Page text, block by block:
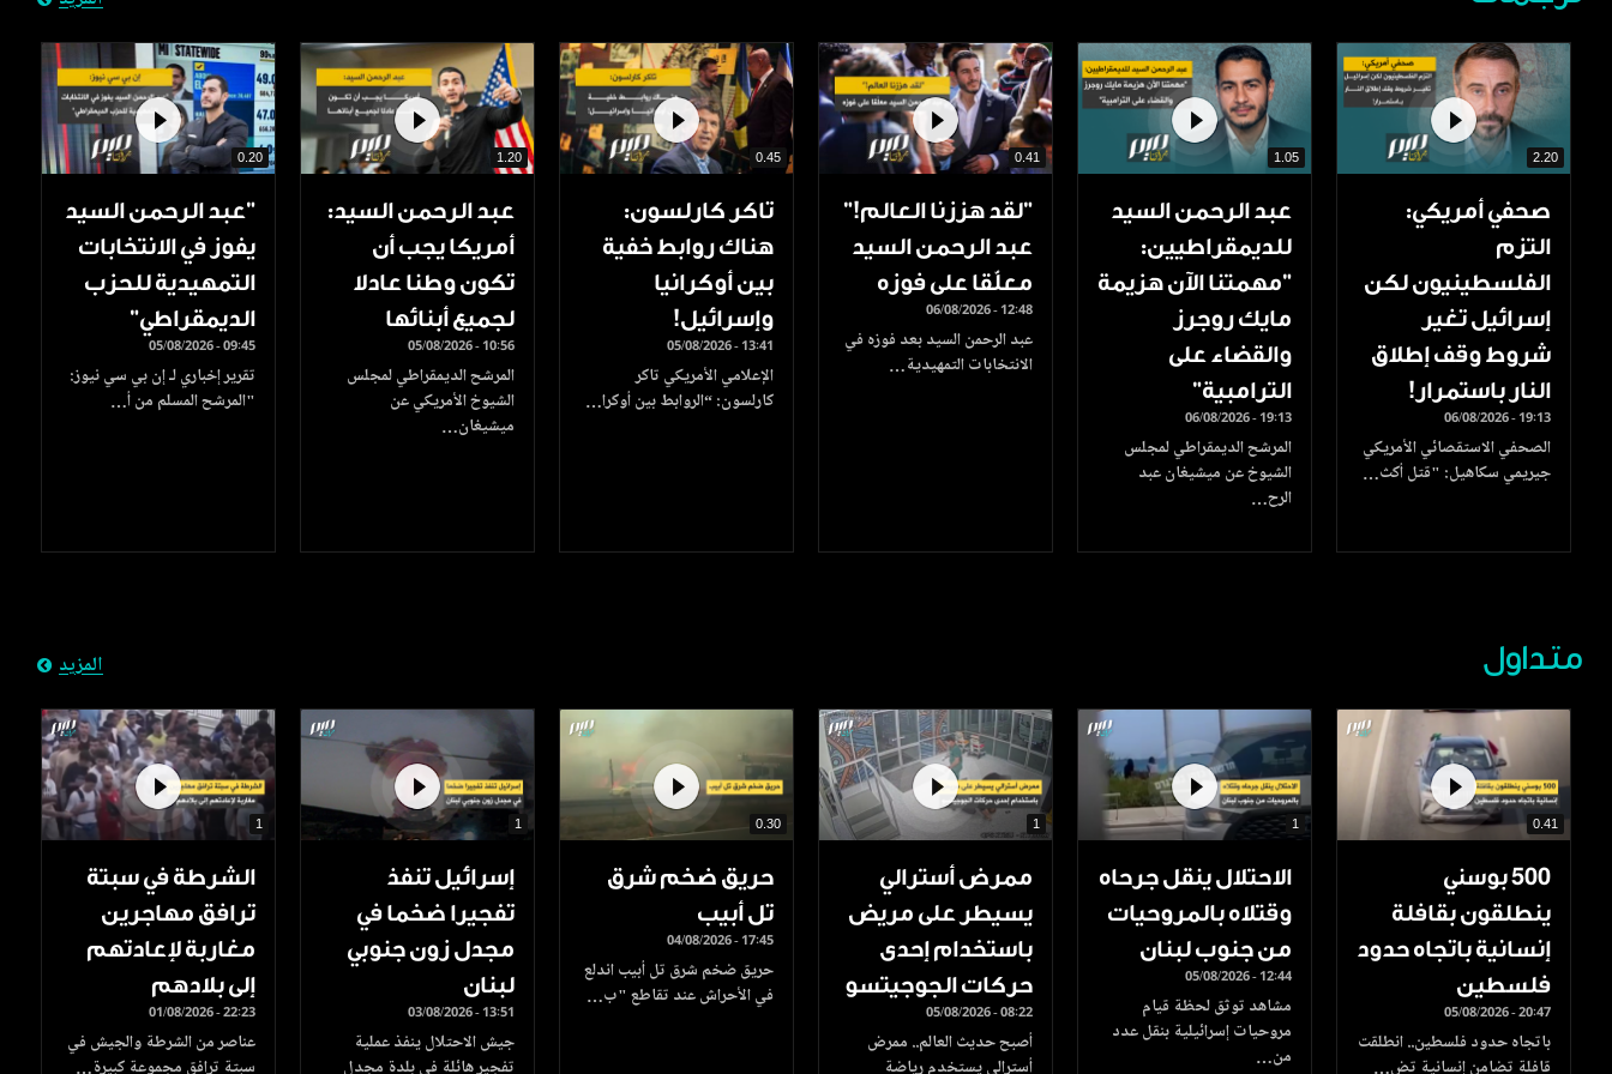
2.20
صحفي أمريكي:
التزم
الفلسطينيون لكن
إسرائيل تغير
شروط وقف إطلاق
النار باستمرار!
06/08/2026 - 19:13
الصحفي الاستقصائي الأمريكي
جيريمي سكاهيل: "قتل أكث…
1.05
عبد الرحمن السيد
للديمقراطيين:
"مهمتنا الآن هزيمة
مايك روجرز
والقضاء على
الترامبية"
06/08/2026 - 19:13
المرشح الديمقراطي لمجلس
الشيوخ عن ميشيغان عبد
الرح…
0.41
”لقد هززنا العالم!”
عبد الرحمن السيد
معلّقا على فوزه
06/08/2026 - 12:48
عبد الرحمن السيد بعد فوزه في
الانتخابات التمهيدية…
0.45
تاكر كارلسون:
هناك روابط خفية
بين أوكرانيا
وإسرائيل!
05/08/2026 - 13:41
الإعلامي الأمريكي تاكر
كارلسون: “الروابط بين أوكرا…
1.20
عبد الرحمن السيد:
أمريكا يجب أن
تكون وطنا عادلا
لجميع أبنائها
05/08/2026 - 10:56
المرشح الديمقراطي لمجلس
الشيوخ الأمريكي عن
ميشيغان…
0.20
"عبد الرحمن السيد
يفوز في الانتخابات
التمهيدية للحزب
الديمقراطي"
05/08/2026 - 09:45
تقرير إخباري لـ إن بي سي نيوز:
"المرشح المسلم من أ…
متداول المزيد
0.41
500 بوسني
ينطلقون بقافلة
إنسانية باتجاه حدود
فلسطين
05/08/2026 - 20:47
باتجاه حدود فلسطين.. انطلقت
1
الاحتلال ينقل جرحاه
وقتلاه بالمروحيات
من جنوب لبنان
05/08/2026 - 12:44
مشاهد توثق لحظة قيام
مروحيات إسرائيلية بنقل عدد
من…
1
ممرض أسترالي
يسيطر على مريض
باستخدام إحدى
حركات الجوجيتسو
05/08/2026 - 08:22
أصبح حديث العالم.. ممرض
0.30
حريق ضخم شرق
تل أبيب
04/08/2026 - 17:45
حريق ضخم شرق تل أبيب اندلع
في الأحراش عند تقاطع "ب…
1
إسرائيل تنفذ
تفجيرا ضخما في
مجدل زون جنوبي
لبنان
03/08/2026 - 13:51
جيش الاحتلال ينفذ عملية
1
الشرطة في سبتة
ترافق مهاجرين
مغاربة لإعادتهم
إلى بلادهم
01/08/2026 - 22:23
عناصر من الشرطة والجيش في